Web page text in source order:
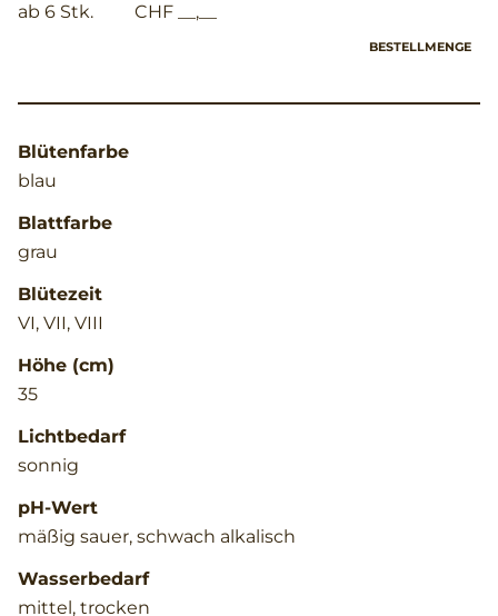
ab 6 Stk.
CHF __,__
BESTELLMENGE
Blütenfarbe
blau
Blattfarbe
grau
Blütezeit
VI, VII, VIII
Höhe (cm)
35
Lichtbedarf
sonnig
pH-Wert
mäßig sauer, schwach alkalisch
Wasserbedarf
mittel, trocken